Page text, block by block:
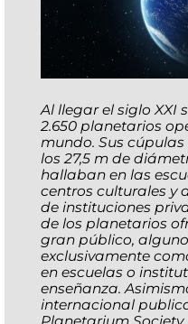
Al llegar el siglo XXI
2.650 planetarios
mundo. Sus
los 27,5 m de
hallaban en las
centros culturales y
de instituciones
de los planetarios
gran público,
exclusivamente
en escuelas o
enseñanza.
internacional